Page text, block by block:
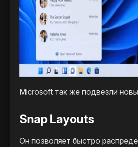
Microsoft так же подвезли
Snap Layouts
Он позволяет быстро